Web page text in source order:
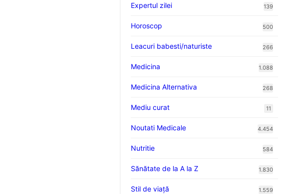
Expertul zilei 139
Horoscop 500
Leacuri babesti/naturiste 266
Medicina 1.088
Medicina Alternativa 268
Mediu curat 11
Noutati Medicale 4.454
Nutritie 584
Sănătate de la A la Z 1.830
Stil de viaţă 1.559